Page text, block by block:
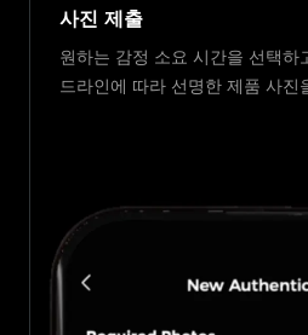
사진 제출
원하는 감정 소요 시간을 선택하
드라인에 따라 선명한 제품 사진